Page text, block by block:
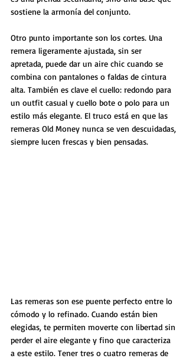
sostiene la armonía del conjunto.
Otro punto importante son los cortes. Una
remera ligeramente ajustada, sin ser
apretada, puede dar un aire chic cuando se
combina con pantalones o faldas de cintura
alta. También es clave el cuello: redondo para
un outfit casual y cuello bote o polo para un
estilo más elegante. El truco está en que las
remeras Old Money nunca se ven descuidadas,
siempre lucen frescas y bien pensadas.
Las remeras son ese puente perfecto entre lo
cómodo y lo refinado. Cuando están bien
elegidas, te permiten moverte con libertad sin
perder el aire elegante y fino que caracteriza
a este estilo. Tener tres o cuatro remeras de